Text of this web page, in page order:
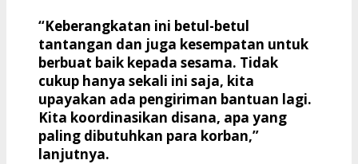
“Keberangkatan ini betul-betul
tantangan dan juga kesempatan untuk
berbuat baik kepada sesama. Tidak
cukup hanya sekali ini saja, kita
upayakan ada pengiriman bantuan lagi.
Kita koordinasikan disana, apa yang
paling dibutuhkan para korban,”
lanjutnya.